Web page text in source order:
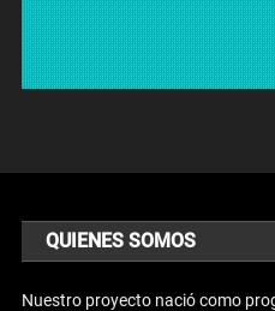
QUIENES SOMOS
Nuestro proyecto nació como